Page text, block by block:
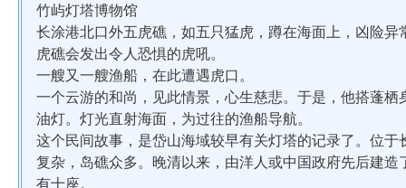
竹屿灯塔博物馆
长涂港北口外五虎礁，如五只猛虎，蹲在海面上，凶险
虎礁会发出令人恐惧的虎吼。
一艘又一艘渔船，在此遭遇虎口。
一个云游的和尚，见此情景，心生慈悲。于是，他搭蓬
油灯。灯光直射海面，为过往的渔船导航。
这个民间故事，是岱山海域较早有关灯塔的记录了。位
复杂，岛礁众多。晚清以来，由洋人或中国政府先后建
有十座。